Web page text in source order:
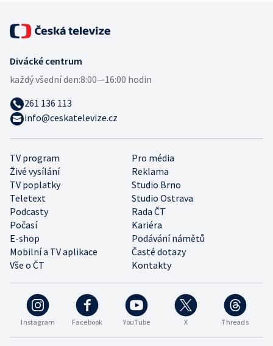
Instagram Facebook YouTube X Threads
TV program
Pro média
Živé vysílání
Reklama
TV poplatky
Studio Brno
Teletext
Studio Ostrava
Podcasty
Rada ČT
Počasí
Kariéra
E-shop
Podávání námětů
Mobilní a TV aplikace
Časté dotazy
Vše o ČT
Kontakty
Divácké centrum
každý všední den:8:00—16:00 hodin
261 136 113
info@ceskatelevize.cz